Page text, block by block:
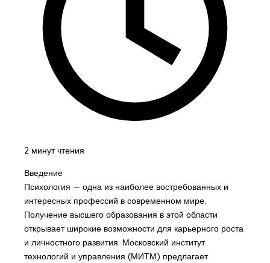
2 минут чтения
Введение
Психология — одна из наиболее востребованных и
интересных профессий в современном мире.
Получение высшего образования в этой области
открывает широкие возможности для карьерного роста
и личностного развития. Московский институт
технологий и управления (МИТМ) предлагает